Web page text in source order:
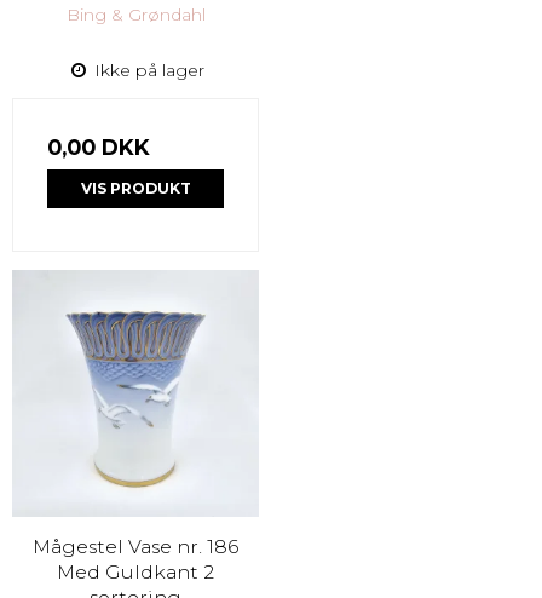
Bing & Grøndahl
Ikke på lager
0,00 DKK
VIS PRODUKT
Mågestel Vase nr. 186
Med Guldkant 2